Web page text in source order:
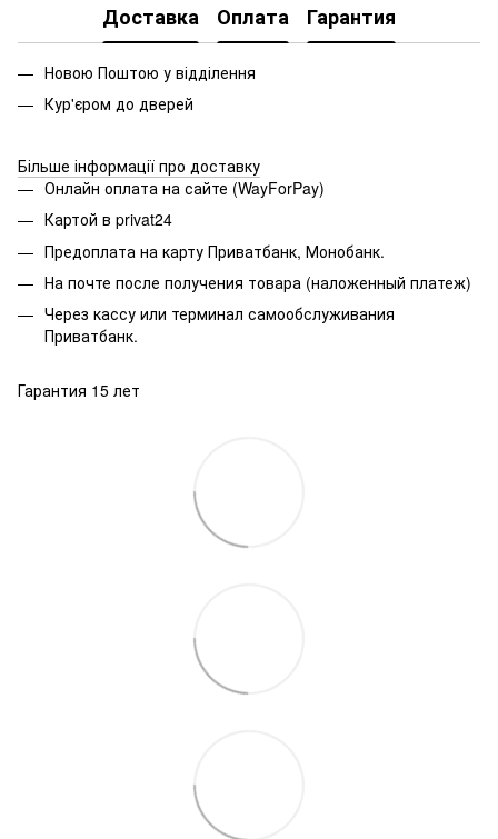
Доставка Оплата Гарантия
Новою Поштою у відділення
Кур'єром до дверей
Більше інформації про доставку
Онлайн оплата на сайте (WayForPay)
Картой в privat24
Предоплата на карту Приватбанк, Монобанк.
На почте после получения товара (наложенный платеж)
Через кассу или терминал самообслуживания
Приватбанк.
Гарантия 15 лет